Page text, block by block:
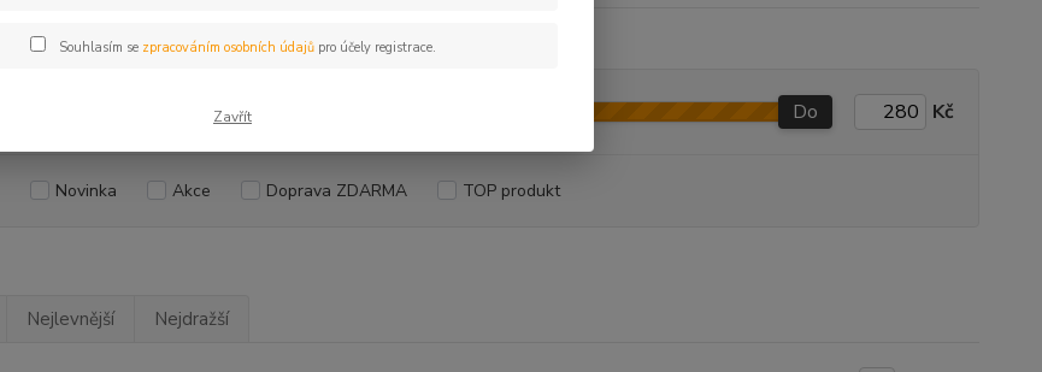
Do Kč
Novinka Akce Doprava ZDARMA TOP produkt
Nejlevnější Nejdražší
Souhlasím se zpracováním osobních údajůpro účely registrace.
Zavřít